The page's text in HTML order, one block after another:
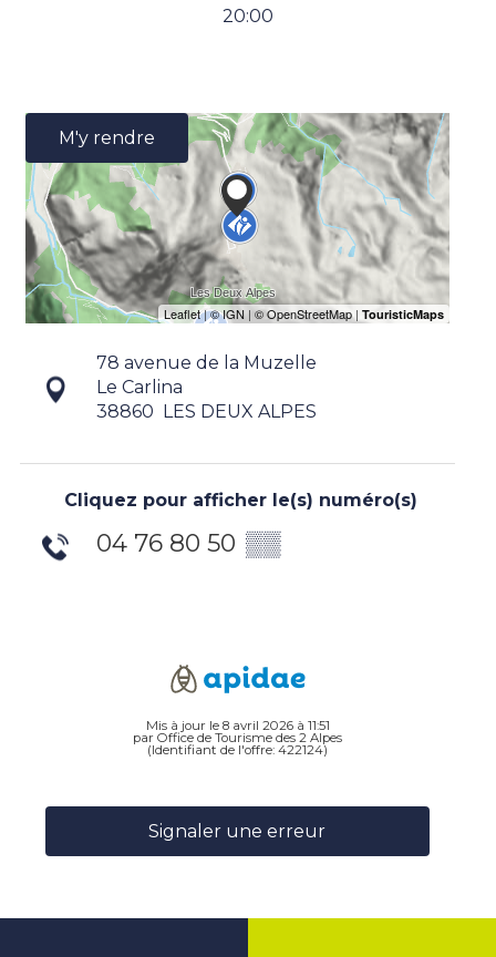
20:00
M'y rendre
78 avenue de la Muzelle
Le Carlina
38860
LES DEUX ALPES
Cliquez pour afficher le(s) numéro(s)
04 76 80 50 ▒▒
Mis à jour le 8 avril 2026 à 11:51
par Office de Tourisme des 2 Alpes
(Identifiant de l'offre: 422124)
Signaler une erreur